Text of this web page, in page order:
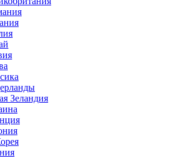
Зеландия